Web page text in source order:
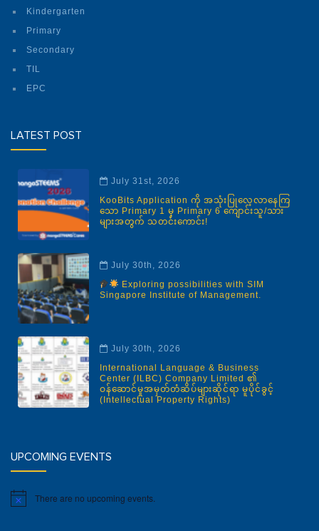
Kindergarten
Primary
Secondary
TIL
EPC
LATEST POST
July 31st, 2026
KooBits Application ကို အသုံးပြုလေ့လာနေကြ
သော Primary 1 မှ Primary 6 ကျောင်းသူ/သား
များအတွက် သတင်းကောင်း!
July 30th, 2026
Exploring possibilities with SIM
Singapore Institute of Management.
July 30th, 2026
International Language & Business
Center (ILBC) Company Limited ၏
ဝန်ဆောင်မှုအမှတ်တံဆိပ်များဆိုင်ရာ မူပိုင်ခွင့်
(Intellectual Property Rights)
UPCOMING EVENTS
Notice There are no upcoming events.